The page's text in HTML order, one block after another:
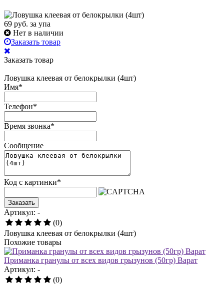
69 руб. за упа
Нет в наличии
Заказать товар
Заказать товар
Ловушка клеевая от белокрылки (4шт)
Имя*
Телефон*
Время звонка*
Сообщение
Код с картинки*
Заказать
Артикул: -
(0)
Ловушка клеевая от белокрылки (4шт)
Похожие товары
Приманка гранулы от всех видов грызунов (50гр) Варат
Артикул: -
(0)